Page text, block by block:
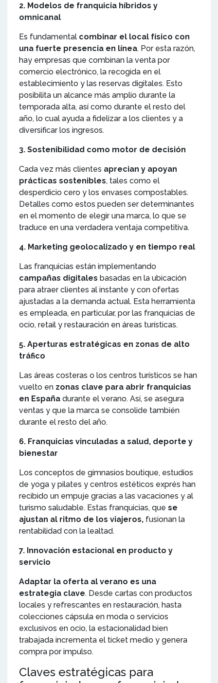
2. Modelos de franquicia híbridos y
omnicanal
Es fundamental combinar el local físico con
una fuerte presencia en línea. Por esta razón,
hay empresas que combinan la venta por
comercio electrónico, la recogida en el
establecimiento y las reservas digitales. Esto
posibilita un alcance más amplio durante la
temporada alta, así como durante el resto del
año, lo cual ayuda a fidelizar a los clientes y a
diversificar los ingresos.
3. Sostenibilidad como motor de decisión
Cada vez más clientes aprecian y apoyan
prácticas sostenibles, tales como el
desperdicio cero y los envases compostables.
Detalles como estos pueden ser determinantes
en el momento de elegir una marca, lo que se
traduce en una verdadera ventaja competitiva.
4. Marketing geolocalizado y en tiempo real
Las franquicias están implementando
campañas digitales basadas en la ubicación
para atraer clientes al instante y con ofertas
ajustadas a la demanda actual. Esta herramienta
es empleada, en particular, por las franquicias de
ocio, retail y restauración en áreas turísticas.
5. Aperturas estratégicas en zonas de alto
tráfico
Las áreas costeras o los centros turísticos se han
vuelto en zonas clave para abrir franquicias
en España durante el verano. Así, se asegura
ventas y que la marca se consolide también
durante el resto del año.
6. Franquicias vinculadas a salud, deporte y
bienestar
Los conceptos de gimnasios boutique, estudios
de yoga y pilates y centros estéticos exprés han
recibido un empuje gracias a las vacaciones y al
turismo saludable. Estas franquicias, que se
ajustan al ritmo de los viajeros, fusionan la
rentabilidad con la lealtad.
7. Innovación estacional en producto y
servicio
Adaptar la oferta al verano es una
estrategia clave. Desde cartas con productos
locales y refrescantes en restauración, hasta
colecciones cápsula en moda o servicios
exclusivos en ocio, la estacionalidad bien
trabajada incrementa el ticket medio y genera
compra por impulso.
Claves estratégicas para